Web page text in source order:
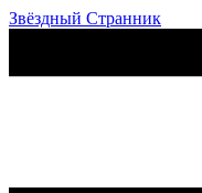
Звёздный Странник